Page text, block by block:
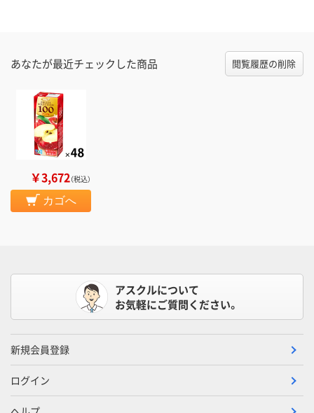
あなたが最近チェックした商品 閲覧履歴の削除
￥3,672（税込）
カゴへ
アスクルについて
お気軽にご質問ください。
新規会員登録
ログイン